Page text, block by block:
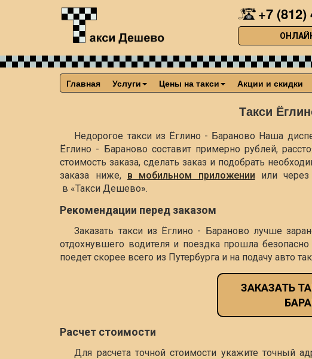
+7 (812)
Главная Услуги Цены на такси Акции и скидки
Такси
Недорогое такси из Ёглино - Бараново Наша
Ёглино - Бараново составит примернорублей,
стоимость заказа, сделать заказ и подобрать
заказа ниже, в мобильном приложении или через
в «Такси Дешево».
Рекомендации перед заказом
Заказать такси из Ёглино - Бараново лучше
отдохнувшего водителя и поездка прошла
поедет скорее всего из Путербурга и на подачу авто
ЗАКАЗАТЬ
Расчет стоимости
Для расчета точной стоимости укажите точный